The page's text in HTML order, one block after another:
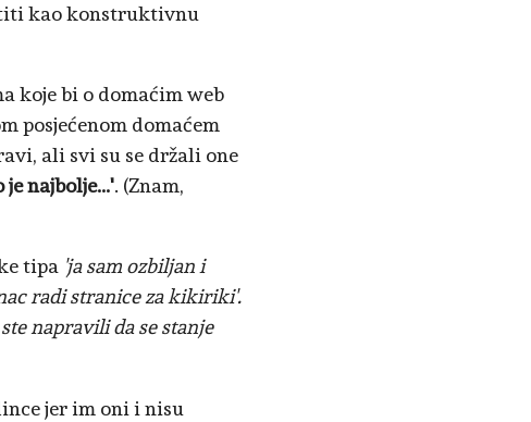
kao konstruktivnu
koje bi o domaćim web
posjećenom domaćem
ali svi su se držali one
najbolje...'. (Znam,
tipa 'ja sam ozbiljan i
radi stranice za kikiriki'.
napravili da se stanje
jer im oni i nisu